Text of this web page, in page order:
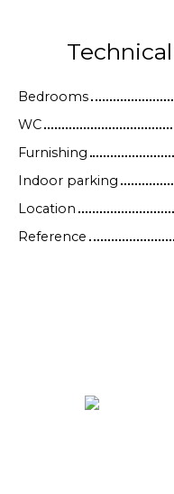
Bedrooms
WC
Furnishing
Indoor parking
Location
Reference